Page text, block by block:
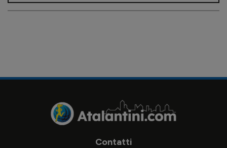
Contatti